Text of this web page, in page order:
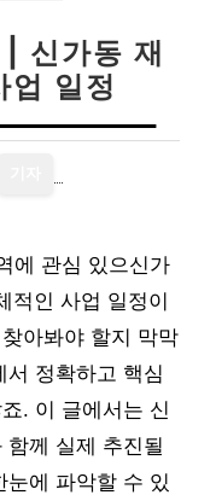
신가동 재
업 일정
에 관심 있으신가
적인 사업 일정이
아봐야 할지 막막
정확하고 핵심
. 이 글에서는 신
께 실제 추진될
에 파악할 수 있